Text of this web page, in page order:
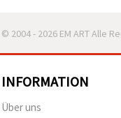
© 2004 - 2026 EM ART Alle
INFORMATION
Über uns